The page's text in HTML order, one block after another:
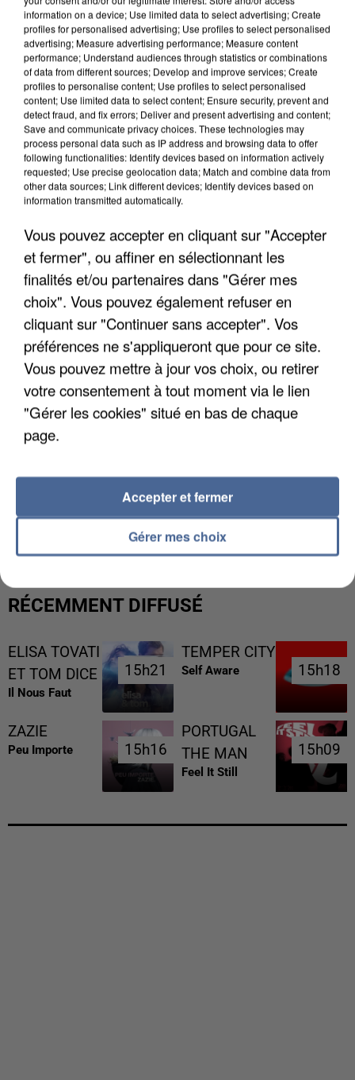
APRÈS TOUTES CES CANICULES, LES REFUGES
L’UN DES FONDATEURS SUPPOSÉS DE LA DZ
MAFIA INTERPELLÉ EN ALGÉRIE
RÉCEMMENT DIFFUSÉ
ELISA TOVATI
ET TOM DICE
Il Nous Faut
15h21
15h21
TEMPER CITY
Self Aware 15h18
15h18
ZAZIE
Peu Importe 15h16
15h16
PORTUGAL
THE MAN
Feel It Still
15h09
15h09
information on a device; Use limited data to select advertising; Create
profiles for personalised advertising; Use profiles to select personalised
advertising; Measure advertising performance; Measure content
performance; Understand audiences through statistics or combinations
of data from different sources; Develop and improve services; Create
profiles to personalise content; Use profiles to select personalised
content; Use limited data to select content; Ensure security, prevent and
detect fraud, and fix errors; Deliver and present advertising and content;
Save and communicate privacy choices. These technologies may
process personal data such as IP address and browsing data to offer
following functionalities: Identify devices based on information actively
requested; Use precise geolocation data; Match and combine data from
other data sources; Link different devices; Identify devices based on
information transmitted automatically.
Vous pouvez accepter en cliquant sur "Accepter
et fermer", ou affiner en sélectionnant les
finalités et/ou partenaires dans "Gérer mes
choix". Vous pouvez également refuser en
cliquant sur "Continuer sans accepter". Vos
préférences ne s'appliqueront que pour ce site.
Vous pouvez mettre à jour vos choix, ou retirer
votre consentement à tout moment via le lien
"Gérer les cookies" situé en bas de chaque
page.
Gérer mes choix
Accepter et fermer